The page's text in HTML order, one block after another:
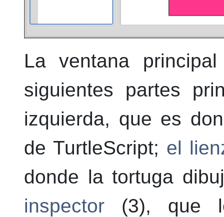
La ventana
siguientes partes
izquierda, que es
de TurtleScript; el
donde la tortuga
inspector (3), que